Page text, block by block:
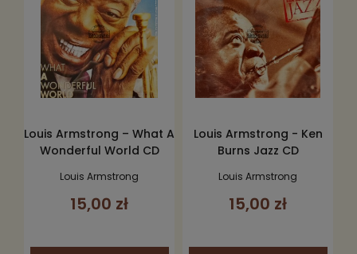
Louis Armstrong – What A
Wonderful World CD
Louis Armstrong
15,00 zł
Louis Armstrong - Ken
Burns Jazz CD
Louis Armstrong
15,00 zł